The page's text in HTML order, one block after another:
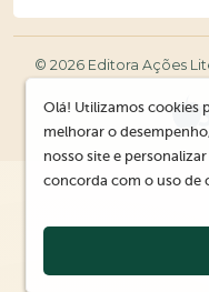
© 2026 Editora Ações
Olá! Utilizamos cookies
melhorar o
nosso site e
concorda com o uso de